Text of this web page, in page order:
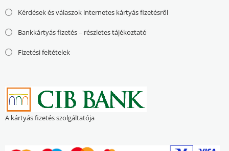
Kérdések és válaszok internetes kártyás fizetésről
Bankkártyás fizetés – részletes tájékoztató
Fizetési feltételek
A kártyás fizetés szolgáltatója